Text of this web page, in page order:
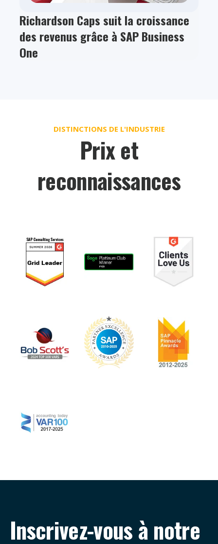
Richardson Caps suit la croissance
des revenus grâce à SAP Business
One
DISTINCTIONS DE L'INDUSTRIE
Prix et
reconnaissances
Inscrivez-vous à notre